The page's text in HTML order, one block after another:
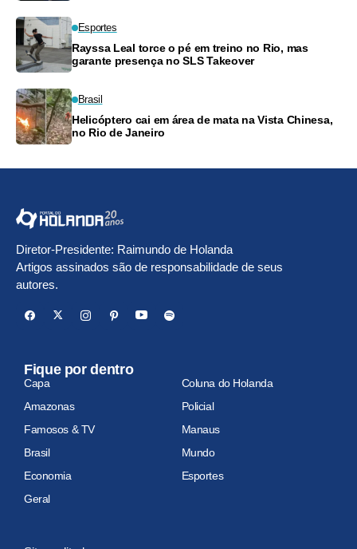
Esportes
Rayssa Leal torce o pé em treino no Rio, mas
garante presença no SLS Takeover
Brasil
Helicóptero cai em área de mata na Vista Chinesa,
no Rio de Janeiro
Diretor-Presidente: Raimundo de Holanda
Artigos assinados são de responsabilidade de seus
autores.
Fique por dentro
Capa
Coluna do Holanda
Amazonas
Policial
Famosos & TV
Manaus
Brasil
Mundo
Economia
Esportes
Geral